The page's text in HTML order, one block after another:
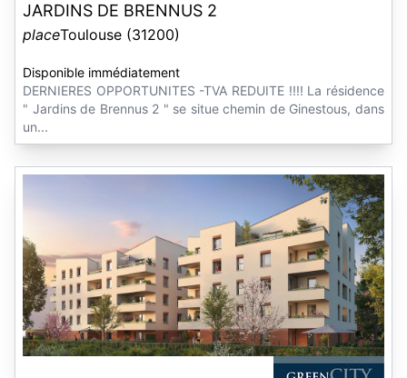
JARDINS DE BRENNUS 2
placeToulouse (31200)
Disponible immédiatement
DERNIERES OPPORTUNITES -TVA REDUITE !!!! La résidence
" Jardins de Brennus 2 " se situe chemin de Ginestous, dans
un...